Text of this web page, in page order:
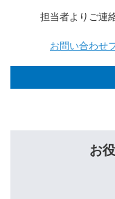
担当者よりご連
お問い合わせ
お